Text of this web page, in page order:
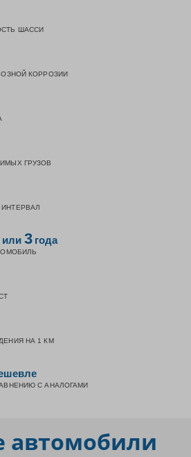
ШАССИ
КОРРОЗИИ
ГРУЗОВ
или 3 года
НА 1 КМ
С АНАЛОГАМИ
автомобили